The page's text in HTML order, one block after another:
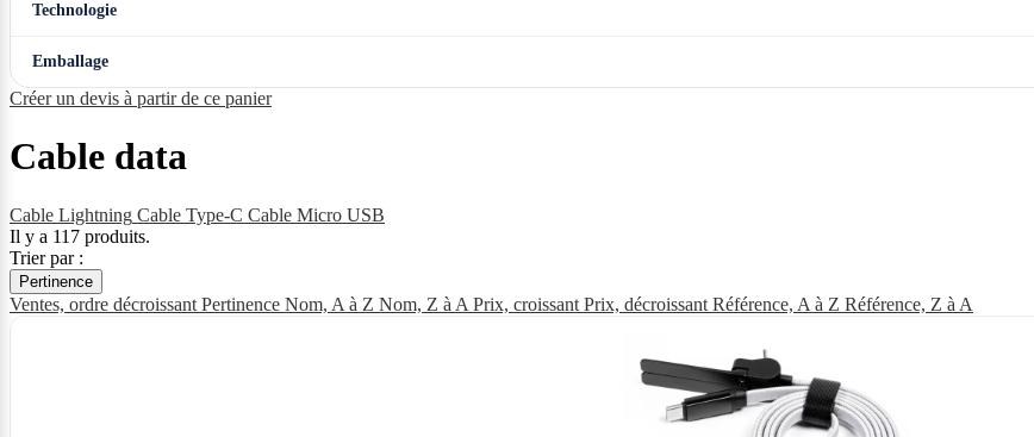
Technologie
Emballage
Créer un devis à partir de ce panier
Cable data
Cable Lightning Cable Type-C Cable Micro USB
Il y a 117 produits.
Trier par :
Pertinence
Ventes, ordre décroissant Pertinence Nom, A à Z Nom, Z à A Prix, croissant Prix, décroissant Référence, A à Z Référence, Z à A